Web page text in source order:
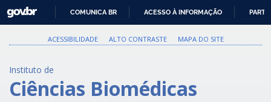
PARA
O
GOVBR
COMUNICA BR ACESSO À INFORMAÇÃO
ACESSIBILIDADE ALTO CONTRASTE MAPA DO SITE
Instituto de
Ciências Biomédicas